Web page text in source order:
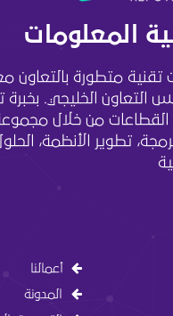
المعلومات
تقنية متطورة بالتعاون
القطاعات من خلال
تطوير الأنظمة،
أعمالنا
المدونة